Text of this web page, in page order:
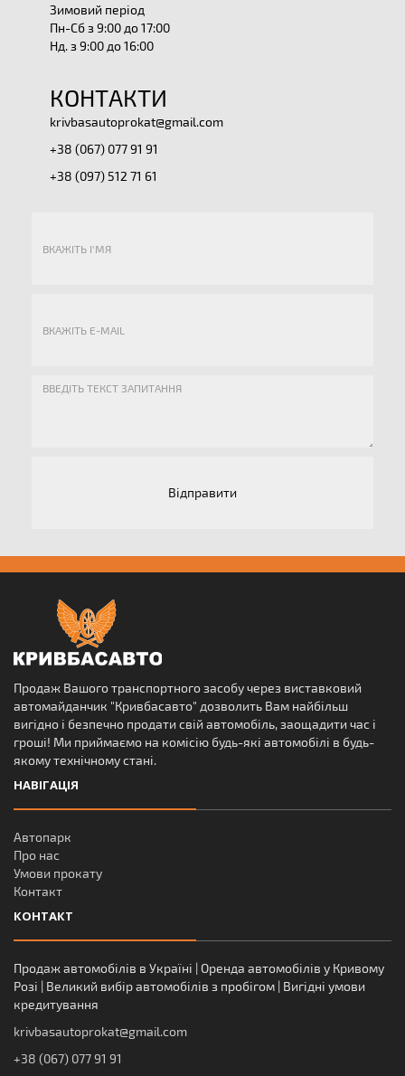
Зимовий період
Пн-Сб з 9:00 до 17:00
Нд. з 9:00 до 16:00
КОНТАКТИ
krivbasautoprokat@gmail.com
+38 (067) 077 91 91
+38 (097) 512 71 61
Відправити
Продаж Вашого транспортного засобу через виставковий
автомайданчик "Кривбасавто" дозволить Вам найбільш
вигідно і безпечно продати свій автомобіль, заощадити час і
гроші! Ми приймаємо на комісію будь-які автомобілі в будь-
якому технічному стані.
НАВІГАЦІЯ
Автопарк
Про нас
Умови прокату
Контакт
КОНТАКТ
Продаж автомобілів в Україні | Оренда автомобілів у Кривому
Розі | Великий вибір автомобілів з пробігом | Вигідні умови
кредитування
krivbasautoprokat@gmail.com
+38 (067) 077 91 91